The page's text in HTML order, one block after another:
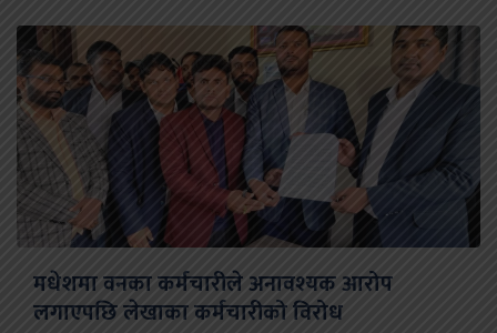
मधेशमा वनका कर्मचारीले अनावश्यक आरोप
लगाएपछि लेखाका कर्मचारीको विरोध